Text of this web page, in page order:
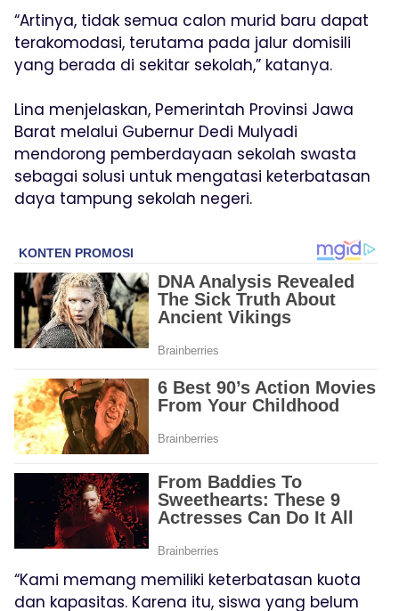
“Artinya, tidak semua calon murid baru dapat
terakomodasi, terutama pada jalur domisili
yang berada di sekitar sekolah,” katanya.
Lina menjelaskan, Pemerintah Provinsi Jawa
Barat melalui Gubernur Dedi Mulyadi
mendorong pemberdayaan sekolah swasta
sebagai solusi untuk mengatasi keterbatasan
daya tampung sekolah negeri.
“Kami memang memiliki keterbatasan kuota
dan kapasitas. Karena itu, siswa yang belum